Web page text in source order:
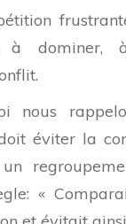
à dominer,
nous
éviter la
«